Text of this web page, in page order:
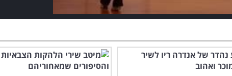
00:00 /01:01